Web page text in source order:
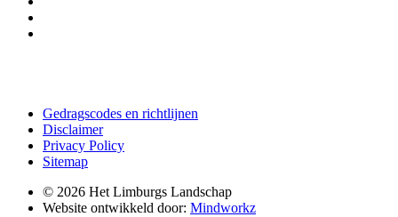
Gedragscodes en richtlijnen
Disclaimer
Privacy Policy
Sitemap
© 2026 Het Limburgs Landschap
Website ontwikkeld door: Mindworkz